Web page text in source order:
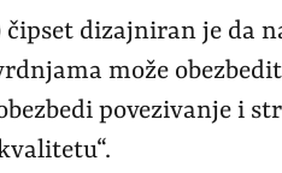
čipset dizajniran je da
može
povezivanje i